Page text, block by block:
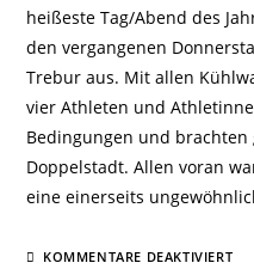
heißeste Tag/Abend des
den vergangenen
Trebur aus. Mit allen
vier Athleten und
Bedingungen und
Doppelstadt. Allen voran
eine einerseits
KOMMENTARE DEAKTIVIERTFÜR